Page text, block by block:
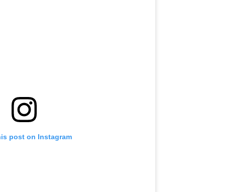
post on Instagram